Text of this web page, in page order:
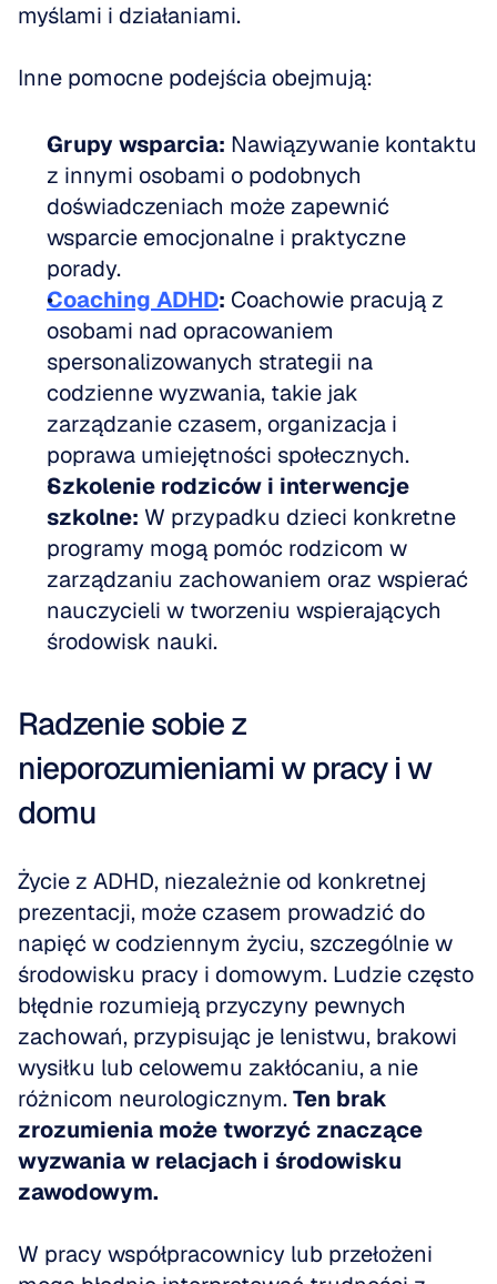
myślami i działaniami.
Inne pomocne podejścia obejmują:
Grupy wsparcia: Nawiązywanie kontaktu
z innymi osobami o podobnych
doświadczeniach może zapewnić
wsparcie emocjonalne i praktyczne
porady.
Coaching ADHD: Coachowie pracują z
osobami nad opracowaniem
spersonalizowanych strategii na
codzienne wyzwania, takie jak
zarządzanie czasem, organizacja i
poprawa umiejętności społecznych.
Szkolenie rodziców i interwencje
szkolne: W przypadku dzieci konkretne
programy mogą pomóc rodzicom w
zarządzaniu zachowaniem oraz wspierać
nauczycieli w tworzeniu wspierających
środowisk nauki.
Radzenie sobie z
nieporozumieniami w pracy i w
domu
Życie z ADHD, niezależnie od konkretnej
prezentacji, może czasem prowadzić do
napięć w codziennym życiu, szczególnie w
środowisku pracy i domowym. Ludzie często
błędnie rozumieją przyczyny pewnych
zachowań, przypisując je lenistwu, brakowi
wysiłku lub celowemu zakłócaniu, a nie
różnicom neurologicznym. Ten brak
zrozumienia może tworzyć znaczące
wyzwania w relacjach i środowisku
zawodowym.
W pracy współpracownicy lub przełożeni